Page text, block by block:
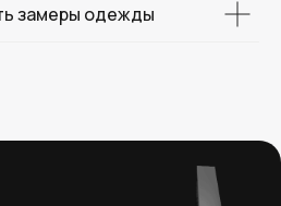
замеры одежды